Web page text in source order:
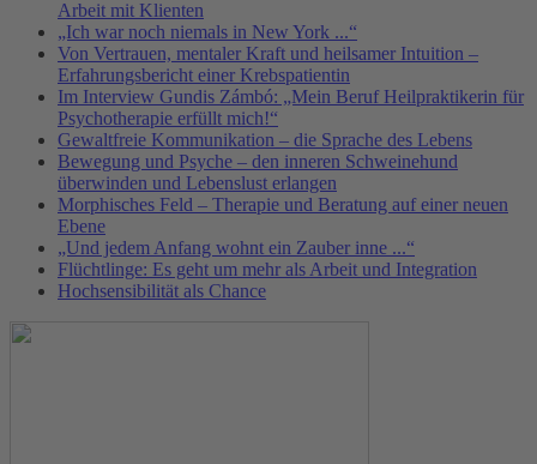
Arbeit mit Klienten
„Ich war noch niemals in New York ...“
Von Vertrauen, mentaler Kraft und heilsamer Intuition –
Erfahrungsbericht einer Krebspatientin
Im Interview Gundis Zámbó: „Mein Beruf Heilpraktikerin für
Psychotherapie erfüllt mich!“
Gewaltfreie Kommunikation – die Sprache des Lebens
Bewegung und Psyche – den inneren Schweinehund
überwinden und Lebenslust erlangen
Morphisches Feld – Therapie und Beratung auf einer neuen
Ebene
„Und jedem Anfang wohnt ein Zauber inne ...“
Flüchtlinge: Es geht um mehr als Arbeit und Integration
Hochsensibilität als Chance